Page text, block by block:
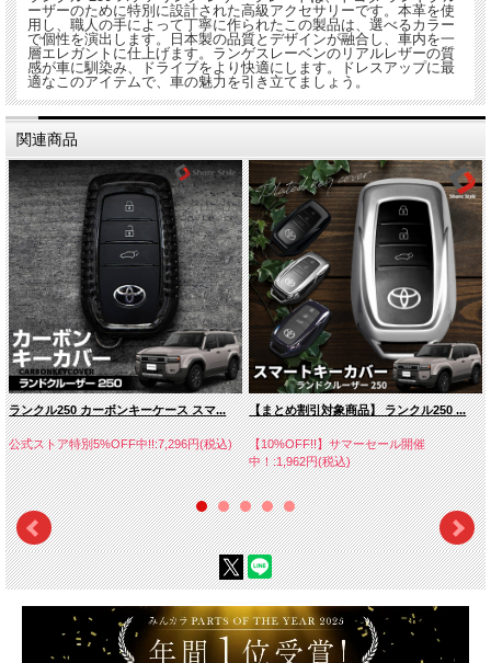
ーザーのために特別に設計された高級アクセサリーです。本革を使
用し、職人の手によって丁寧に作られたこの製品は、選べるカラー
で個性を演出します。日本製の品質とデザインが融合し、車内を一
層エレガントに仕上げます。ランゲスレーベンのリアルレザーの質
感が車に馴染み、ドライブをより快適にします。ドレスアップに最
適なこのアイテムで、車の魅力を引き立てましょう。
関連商品
ランクル250 カーボンキーケース スマ...
公式ストア特別5%OFF中!!:7,296円(税込)
【まとめ割引対象商品】 ランクル250 ...
【10%OFF!!】サマーセール開催
中！:1,962円(税込)